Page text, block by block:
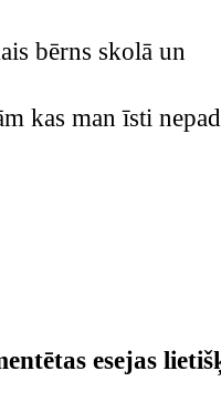
bērns skolā un
kas man īsti
esejas